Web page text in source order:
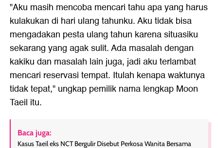
"Aku masih mencoba mencari tahu apa yang harus
kulakukan di hari ulang tahunku. Aku tidak bisa
mengadakan pesta ulang tahun karena situasiku
sekarang yang agak sulit. Ada masalah dengan
kakiku dan masalah lain juga, jadi aku terlambat
mencari reservasi tempat. Itulah kenapa waktunya
tidak tepat," ungkap pemilik nama lengkap Moon
Taeil itu.
Baca juga:
Kasus Taeil eks NCT Bergulir Disebut Perkosa Wanita Bersama